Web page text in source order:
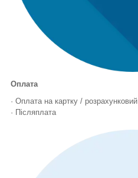
Оплата
· Оплата на картку / розрахунковий
· Післяплата